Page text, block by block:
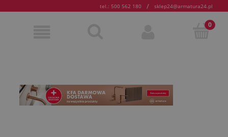
tel.: 500 562 180 / sklep24@armatura24.pl